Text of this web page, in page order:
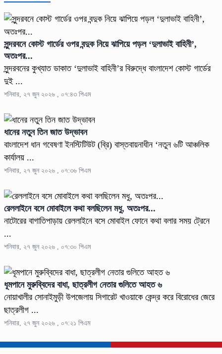
সুন্দরবনে কোস্ট গার্ডের ওপর বন্দুক নিয়ে ঝাপিয়ে পড়ল ‘দুলাভাই বাহিনী’,
অতঃপর...
সুন্দরবনের কুখ্যাত ডাকাত ‘দুলাভাই বাহিনী’র বিরুদ্ধে বাংলাদেশ কোস্ট গার্ডের
দুই ...
শনিবার, ২৭ জুন ২০২৬ , ০৭:৪৩ পিএম
ধানের নতুন তিন জাত উদ্ভাবন
বাংলাদেশ ধান গবেষণা ইনস্টিটিউট (ব্রি) বাস্তবায়নাধীন ‘নতুন ৬টি আঞ্চলিক
কার্যালয় ...
শনিবার, ২৭ জুন ২০২৬ , ০৭:৩৬ পিএম
রেললাইনে বসে মোবাইলে কথা বলছিলেন মধু, অতঃপর...
নাটোরের বাগাতিপাড়ায় রেললাইনে বসে মোবাইল ফোনে কথা বলার সময় ট্রেনে
...
শনিবার, ২৭ জুন ২০২৬ , ০৭:৩০ পিএম
ধূমপানে মুরুব্বিদের বাধা, ছাত্রলীগ নেতার গুলিতে আহত ৬
নোয়াখালীর সোনাইমুড়ী উপজেলায় সিগারেট খাওয়াকে কেন্দ্র করে বিরোধের জেরে
ছাত্রলীগ ...
শনিবার, ২৭ জুন ২০২৬ , ০৭:২১ পিএম